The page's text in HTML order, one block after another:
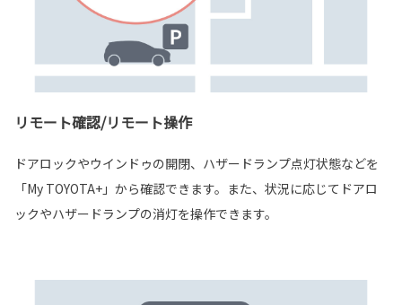
リモート確認/リモート操作
ドアロックやウインドゥの開閉、ハザードランプ点灯状態などを
「My TOYOTA+」から確認できます。また、状況に応じてドアロ
ックやハザードランプの消灯を操作できます。